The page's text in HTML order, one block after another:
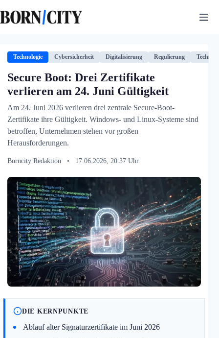
Inhalt
springen
Technologie Cybersicherheit Digitalisierung Regulierung
Secure Boot: Drei Zertifikate
verlieren am 24. Juni Gültigkeit
Am 24. Juni 2026 verlieren drei zentrale Secure-Boot-
Zertifikate ihre Gültigkeit. Windows- und Linux-Systeme sind
betroffen, Unternehmen stehen vor großen
Herausforderungen.
Borncity Redaktion • 17.06.2026, 20:37 Uhr
DIE KERNPUNKTE
Ablauf alter Signaturzertifikate im Juni 2026